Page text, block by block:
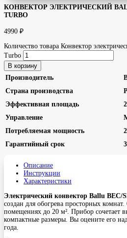
КОНВЕКТОР ЭЛЕКТРИЧЕСКИЙ
TURBO
4990 ₽
Количество товара Конвектор
Turbo
В корзину
Производитель
Страна производства
Эффективная площадь
Управление
Потребляемая мощность
Гарантийный срок
Описание
Инструкции
Характеристики
Электрический конвектор Ballu BEC/
создан для обогрева просторных
помещениях до 20 м². Прибор сочетает
компактные размеры. Вы оцените его
года.